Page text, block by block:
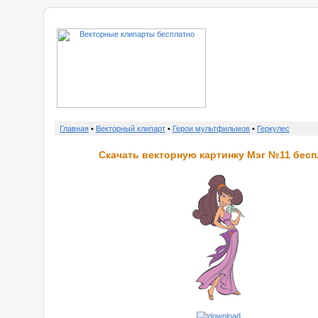
Главная • Векторный клипарт • Герои мультфильмов • Геркулес
Скачать векторную картинку Мэг №11